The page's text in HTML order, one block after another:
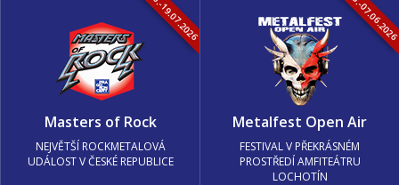
16.-19.07.2026
Masters of Rock
NEJVĚTŠÍ ROCKMETALOVÁ
UDÁLOST V ČESKÉ REPUBLICE
05.-
Metalfest Open Air
FESTIVAL V PŘEKRÁSNÉM
PROSTŘEDÍ AMFITEÁTRU
LOCHOTÍN